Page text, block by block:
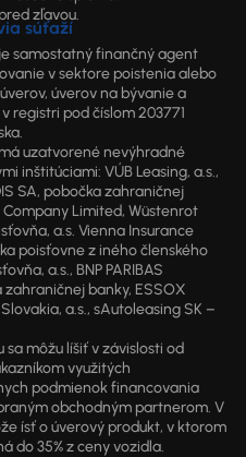
súťaží
zľavou.
samostatný finančný agent
v sektore poistenia alebo
úverov na bývanie a
registri pod číslom 203771
uzatvorené nevýhradné
inštitúciami: VÚB Leasing, a.s.,
SA, pobočka zahraničnej
Limited, Wüstenrot
a.s. Vienna Insurance
poisťovne z iného členského
a.s., BNP PARIBAS
zahraničnej banky, ESSOX
a.s., sAutoleasing SK –
môžu líšiť v závislosti od
využitých
podmienok financovania
obchodným partnerom. V
ísť o úverový produkt, v ktorom
do 35% z ceny vozidla.